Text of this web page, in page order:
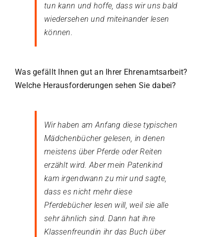
tun kann und hoffe, dass wir uns bald
wiedersehen und miteinander lesen
können.
Was gefällt Ihnen gut an Ihrer Ehrenamtsarbeit?
Welche Herausforderungen sehen Sie dabei?
Wir haben am Anfang diese typischen
Mädchenbücher gelesen, in denen
meistens über Pferde oder Reiten
erzählt wird. Aber mein Patenkind
kam irgendwann zu mir und sagte,
dass es nicht mehr diese
Pferdebücher lesen will, weil sie alle
sehr ähnlich sind. Dann hat ihre
Klassenfreundin ihr das Buch über